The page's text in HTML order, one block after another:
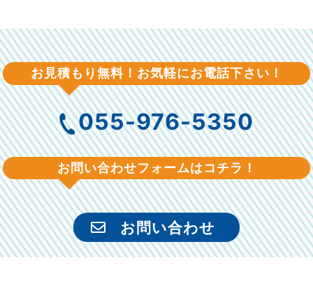
お見積もり無料！お気軽にお電話下さい！
055-976-5350
お問い合わせフォームはコチラ！
お問い合わせ